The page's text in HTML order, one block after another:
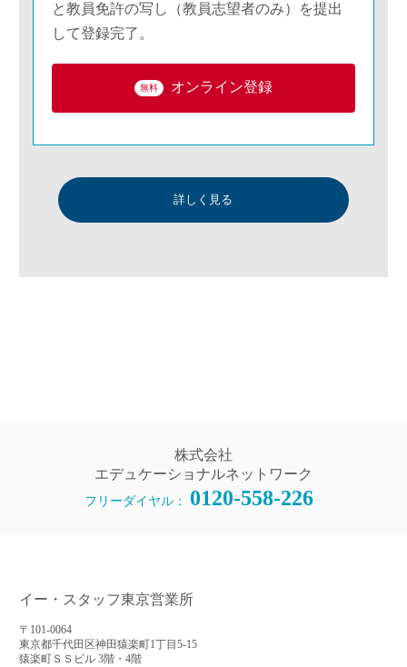
と教員免許の写し（教員志望者のみ）を提出
して登録完了。
無料 オンライン登録
詳しく見る
株式会社
エデュケーショナルネットワーク
フリーダイヤル： 0120-558-226
イー・スタッフ東京営業所
〒101-0064
東京都千代田区神田猿楽町1丁目5-15
猿楽町ＳＳビル 3階・4階